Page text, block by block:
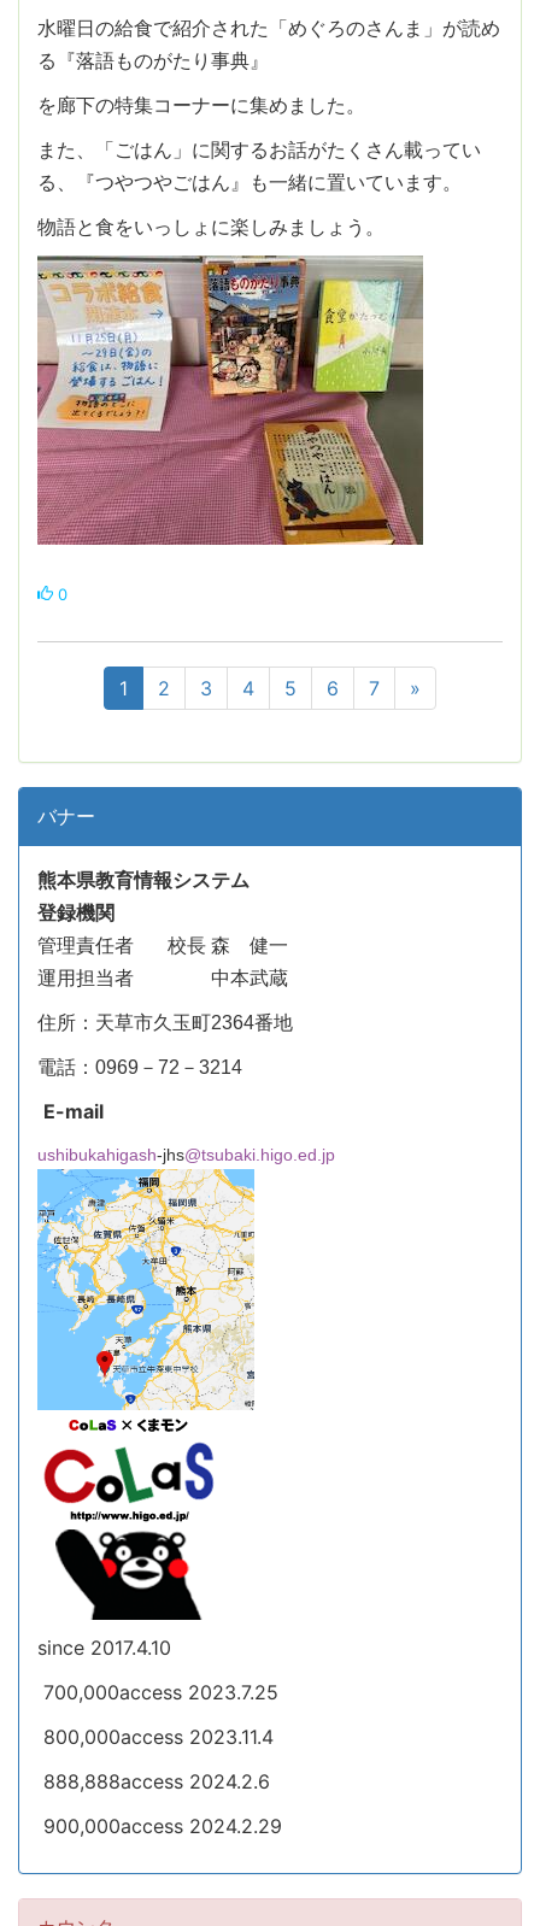
水曜日の給食で紹介された「めぐろのさんま」が読め
る『落語ものがたり事典』
を廊下の特集コーナーに集めました。
また、「ごはん」に関するお話がたくさん載ってい
る、『つやつやごはん』も一緒に置いています。
物語と食をいっしょに楽しみましょう。
0
1 2 3 4 5 6 7 »
バナー
熊本県教育情報システム
登録機関
管理責任者 校長 森 健一
運用担当者 中本武蔵
住所：天草市久玉町2364番地
電話：0969－72－3214
E-mail
ushibukahigash-jhs@tsubaki.higo.ed.jp
since 2017.4.10
700,000access 2023.7.25
800,000access 2023.11.4
888,888access 2024.2.6
900,000access 2024.2.29